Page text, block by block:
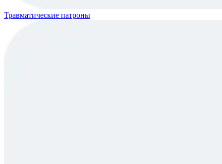
Травматические патроны